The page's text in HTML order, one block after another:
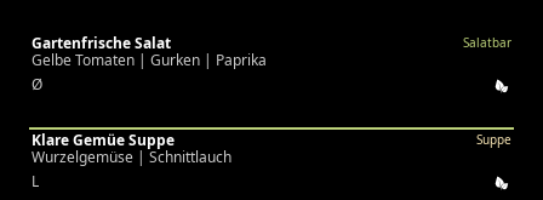
Gartenfrische Salat Salatbar
Gelbe Tomaten | Gurken | Paprika
Ø
Klare Gemüe Suppe Suppe
Wurzelgemüse | Schnittlauch
L